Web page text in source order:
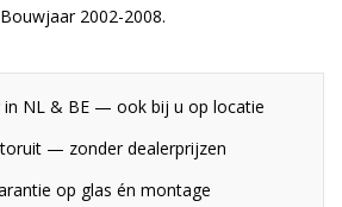
2002-2008.
in NL & BE — ook bij u op locatie
— zonder dealerprijzen
op glas én montage